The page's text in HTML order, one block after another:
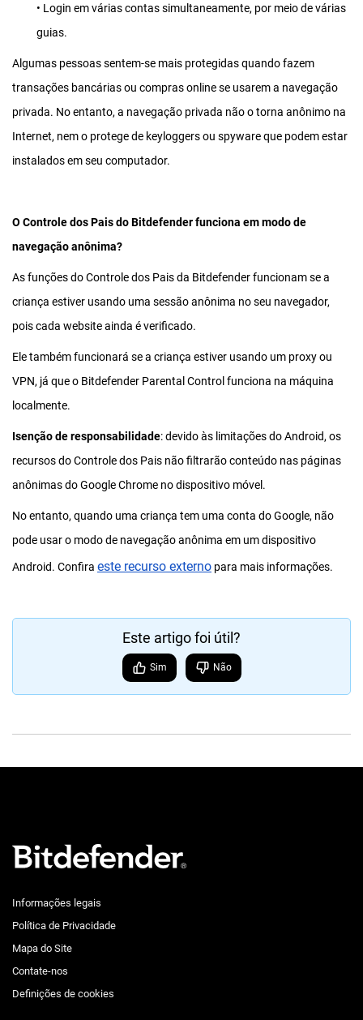
• Login em várias contas simultaneamente, por meio de várias
guias.
Algumas pessoas sentem-se mais protegidas quando fazem
transações bancárias ou compras online se usarem a navegação
privada. No entanto, a navegação privada não o torna anônimo na
Internet, nem o protege de keyloggers ou spyware que podem estar
instalados em seu computador.
O Controle dos Pais do Bitdefender funciona em modo de
navegação anônima?
As funções do Controle dos Pais da Bitdefender funcionam se a
criança estiver usando uma sessão anônima no seu navegador,
pois cada website ainda é verificado.
Ele também funcionará se a criança estiver usando um proxy ou
VPN, já que o Bitdefender Parental Control funciona na máquina
localmente.
Isenção de responsabilidade: devido às limitações do Android, os
recursos do Controle dos Pais não filtrarão conteúdo nas páginas
anônimas do Google Chrome no dispositivo móvel.
No entanto, quando uma criança tem uma conta do Google, não
pode usar o modo de navegação anônima em um dispositivo
Android. Confira este recurso externo para mais informações.
Este artigo foi útil?
Sim Não
Informações legais
Política de Privacidade
Mapa do Site
Contate-nos
Definições de cookies